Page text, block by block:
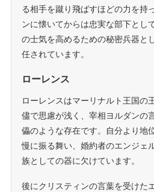
る相手を蹴り飛ばすほどの力を持
ンに懐いてからは忠実な部下とし
の士気を高めるための秘密兵器と
任されています。
ローレンス
ローレンスはマーリナルト王国の
儘で思慮が浅く、宰相ヨルダンの
儡のような存在です。自分より地
慢に振る舞い、婚約者のエンジェ
族としての器に欠けています。
後にクリスティンの言葉を受けた